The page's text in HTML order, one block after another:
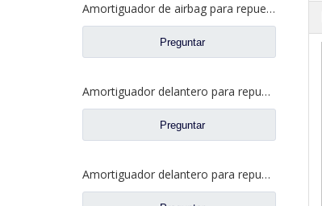
Amortiguador de airbag para repuestos de camiones BPW 1V8619
Preguntar
Amortiguador delantero para repuestos de camiones CAMC 50H08-01028A
Preguntar
Amortiguador delantero para repuestos de camiones CAMC 50A-05014